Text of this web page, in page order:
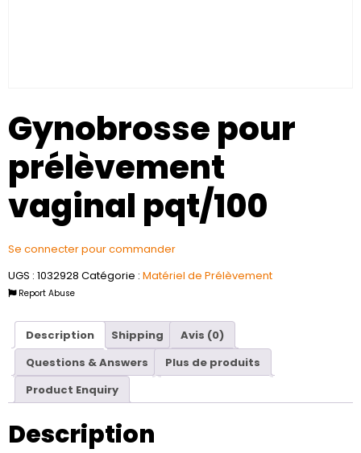
Gynobrosse pour
prélèvement
vaginal pqt/100
Se connecter pour commander
UGS : 1032928 Catégorie : Matériel de Prélèvement
Report Abuse
Description Shipping
Avis (0)
Questions & Answers
Plus de produits
Product Enquiry
Description